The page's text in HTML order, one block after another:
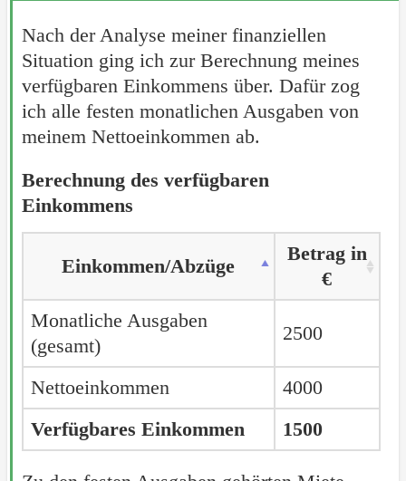
Nach der Analyse meiner finanziellen
Situation ging ich zur Berechnung meines
verfügbaren Einkommens über. Dafür zog
ich alle festen monatlichen Ausgaben von
meinem Nettoeinkommen ab.
Berechnung des verfügbaren
Einkommens
Einkommen/Abzüge
Betrag in
€
Monatliche Ausgaben
(gesamt)
2500
Nettoeinkommen
4000
Verfügbares Einkommen
1500